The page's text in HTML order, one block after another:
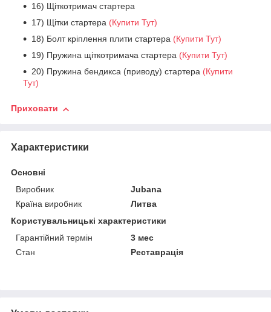
16) Щіткотримач стартера
17) Щітки стартера (Купити Тут)
18) Болт кріплення плити стартера (Купити Тут)
19) Пружина щіткотримача стартера (Купити Тут)
20) Пружина бендикса (приводу) стартера (Купити
Тут)
Приховати
Характеристики
Основні
Виробник
Jubana
Країна виробник
Литва
Користувальницькі характеристики
Гарантійний термін
3 мес
Стан
Реставрація